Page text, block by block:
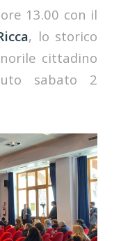
13.00 con il
, lo storico
cittadino
sabato 2